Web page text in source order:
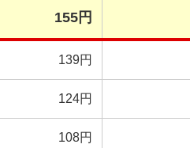
155円
139円
124円
108円